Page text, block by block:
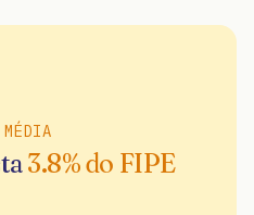
3.8% do FIPE